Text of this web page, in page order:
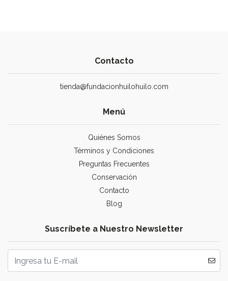
Contacto
tienda@fundacionhuilohuilo.com
Menú
Quiénes Somos
Términos y Condiciones
Preguntas Frecuentes
Conservación
Contacto
Blog
Suscríbete a Nuestro Newsletter